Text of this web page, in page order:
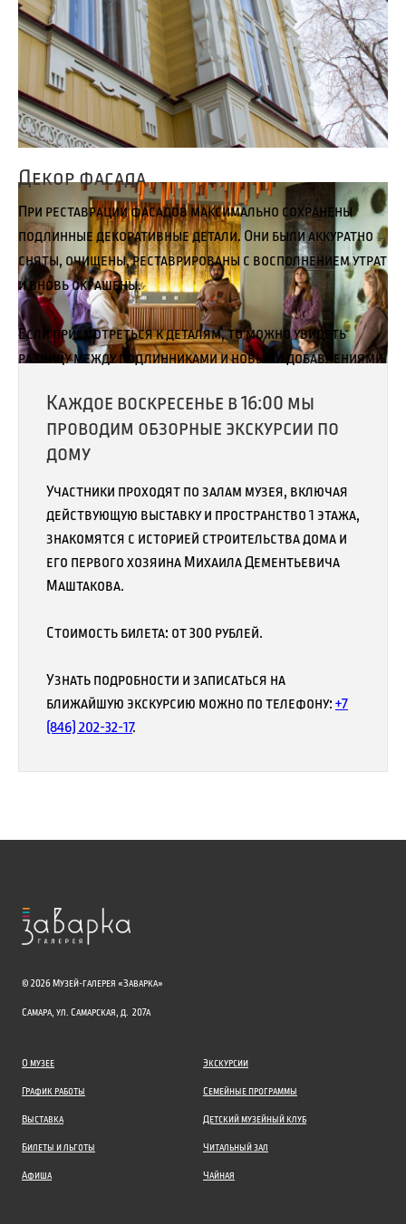
Полы, в силу многочисленных повреждений, заменены
новыми. Однако все хорошо сохранившиеся подлинные
доски пола собраны из разных помещений дома и
уложены во входном южном коридоре и перед
лестницей. Исторические доски пола выделены тем,
что они очищены, не тонированы и просто покрыты
Из сохранившихся подлинных досок пола были
созданы столы и лавки для пространства чайной.
Двери
Дверные полотна отреставрированы, новые
реставрационные вставки слегка тонированы,
воссоздано одно недостающее парное филенчатое